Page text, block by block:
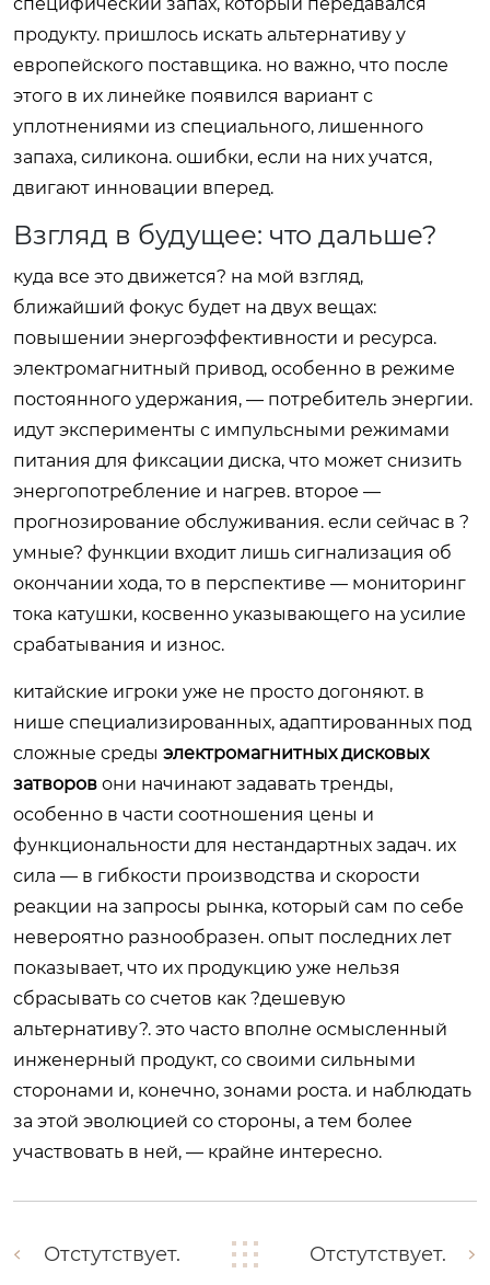
продукту. пришлось искать альтернативу у
европейского поставщика. но важно, что после
этого в их линейке появился вариант с
уплотнениями из специального, лишенного
запаха, силикона. ошибки, если на них учатся,
двигают инновации вперед.
Взгляд в будущее: что дальше?
куда все это движется? на мой взгляд,
ближайший фокус будет на двух вещах:
повышении энергоэффективности и ресурса.
электромагнитный привод, особенно в режиме
постоянного удержания, — потребитель энергии.
идут эксперименты с импульсными режимами
питания для фиксации диска, что может снизить
энергопотребление и нагрев. второе —
прогнозирование обслуживания. если сейчас в ?
умные? функции входит лишь сигнализация об
окончании хода, то в перспективе — мониторинг
тока катушки, косвенно указывающего на усилие
срабатывания и износ.
китайские игроки уже не просто догоняют. в
нише специализированных, адаптированных под
сложные среды электромагнитных дисковых
затворов они начинают задавать тренды,
особенно в части соотношения цены и
функциональности для нестандартных задач. их
сила — в гибкости производства и скорости
реакции на запросы рынка, который сам по себе
невероятно разнообразен. опыт последних лет
показывает, что их продукцию уже нельзя
сбрасывать со счетов как ?дешевую
альтернативу?. это часто вполне осмысленный
инженерный продукт, со своими сильными
сторонами и, конечно, зонами роста. и наблюдать
за этой эволюцией со стороны, а тем более
участвовать в ней, — крайне интересно.
Отстутствует. Отстутствует.